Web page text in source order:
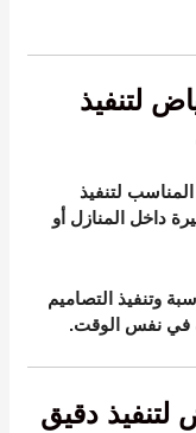
لتنفيذ
لتنفيذ
داخل المنازل أو
وتنفيذ التصاميم
في نفس الوقت.
لتنفيذ دقيق